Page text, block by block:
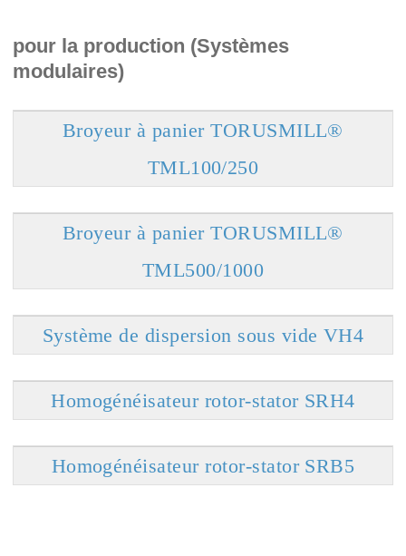
pour la production (Systèmes
modulaires)
Broyeur à panier TORUSMILL®
TML100/250
Broyeur à panier TORUSMILL®
TML500/1000
Système de dispersion sous vide VH4
Homogénéisateur rotor-stator SRH4
Homogénéisateur rotor-stator SRB5